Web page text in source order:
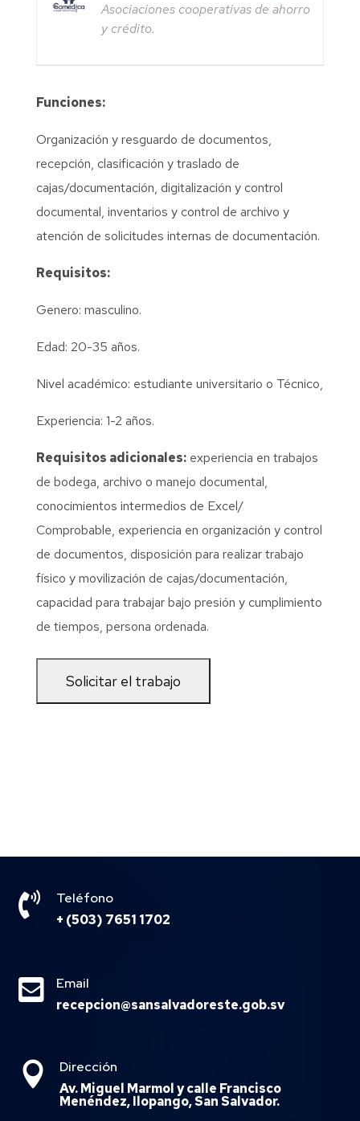
Asociaciones cooperativas de ahorro
y crédito.
Funciones:
Organización y resguardo de documentos,
recepción, clasificación y traslado de
cajas/documentación, digitalización y control
documental, inventarios y control de archivo y
atención de solicitudes internas de documentación.
Requisitos:
Genero: masculino.
Edad: 20-35 años.
Nivel académico: estudiante universitario o Técnico,
Experiencia: 1-2 años.
Requisitos adicionales:experiencia en trabajos
de bodega, archivo o manejo documental,
conocimientos intermedios de Excel/
Comprobable, experiencia en organización y control
de documentos, disposición para realizar trabajo
físico y movilización de cajas/documentación,
capacidad para trabajar bajo presión y cumplimiento
de tiempos, persona ordenada.

Teléfono
+ (503) 7651 1702

Email
recepcion@sansalvadoreste.gob.sv

Dirección
Av. Miguel Marmol y calle Francisco
Menéndez, Ilopango, San Salvador.